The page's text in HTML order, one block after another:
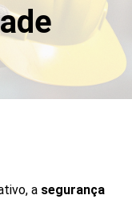
a segurança